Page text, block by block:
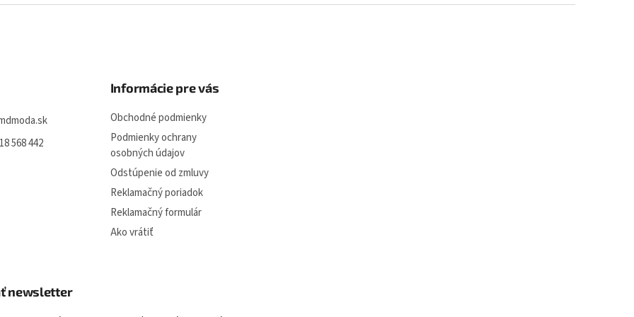
568 442
Informácie pre vás
Obchodné podmienky
Podmienky ochrany
osobných údajov
Odstúpenie od zmluvy
Reklamačný poriadok
Reklamačný formulár
Ako vrátiť
newsletter